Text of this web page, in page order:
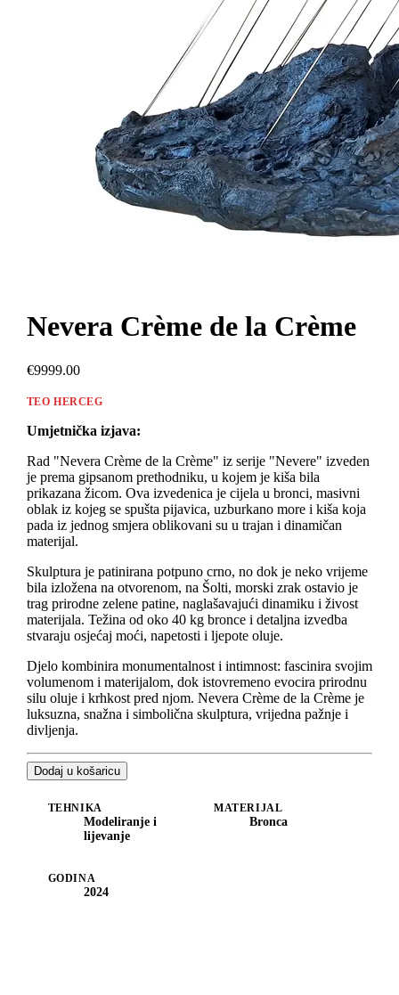
Nevera Crème de la Crème
€9999.00
TEO HERCEG
Umjetnička izjava:
Rad "Nevera Crème de la Crème" iz serije "Nevere" izveden
je prema gipsanom prethodniku, u kojem je kiša bila
prikazana žicom. Ova izvedenica je cijela u bronci, masivni
oblak iz kojeg se spušta pijavica, uzburkano more i kiša koja
pada iz jednog smjera oblikovani su u trajan i dinamičan
materijal.
Skulptura je patinirana potpuno crno, no dok je neko vrijeme
bila izložena na otvorenom, na Šolti, morski zrak ostavio je
trag prirodne zelene patine, naglašavajući dinamiku i živost
materijala. Težina od oko 40 kg bronce i detaljna izvedba
stvaraju osjećaj moći, napetosti i ljepote oluje.
Djelo kombinira monumentalnost i intimnost: fascinira svojim
volumenom i materijalom, dok istovremeno evocira prirodnu
silu oluje i krhkost pred njom. Nevera Crème de la Crème je
luksuzna, snažna i simbolična skulptura, vrijedna pažnje i
divljenja.
Dodaj u košaricu
TEHNIKA
Modeliranje i
lijevanje
MATERIJAL
Bronca
GODINA
2024